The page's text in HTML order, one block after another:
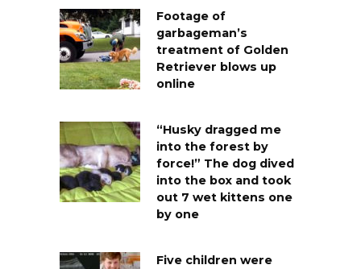
Footage of
garbageman’s
treatment of Golden
Retriever blows up
online
“Husky dragged me
into the forest by
force!” The dog dived
into the box and took
out 7 wet kittens one
by one
Five children were